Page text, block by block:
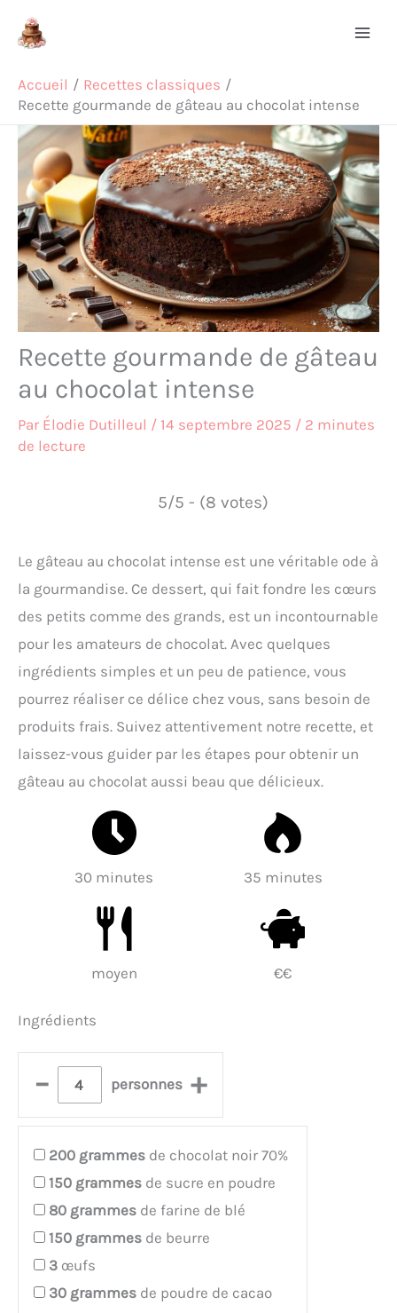
Accueil
Recettes classiques
Recette gourmande de gâteau au chocolat intense
Recette gourmande de gâteau
au chocolat intense
Par Élodie Dutilleul / 14 septembre 2025 / 2 minutes
de lecture
5/5 - (8 votes)
Le gâteau au chocolat intense est une véritable ode à
la gourmandise. Ce dessert, qui fait fondre les cœurs
des petits comme des grands, est un incontournable
pour les amateurs de chocolat. Avec quelques
ingrédients simples et un peu de patience, vous
pourrez réaliser ce délice chez vous, sans besoin de
produits frais. Suivez attentivement notre recette, et
laissez-vous guider par les étapes pour obtenir un
gâteau au chocolat aussi beau que délicieux.
30 minutes 35 minutes
moyen €€
Ingrédients
– personnes +
200 grammes de chocolat noir 70%
150 grammes de sucre en poudre
80 grammes de farine de blé
150 grammes de beurre
3 œufs
30 grammes de poudre de cacao
Rechercher